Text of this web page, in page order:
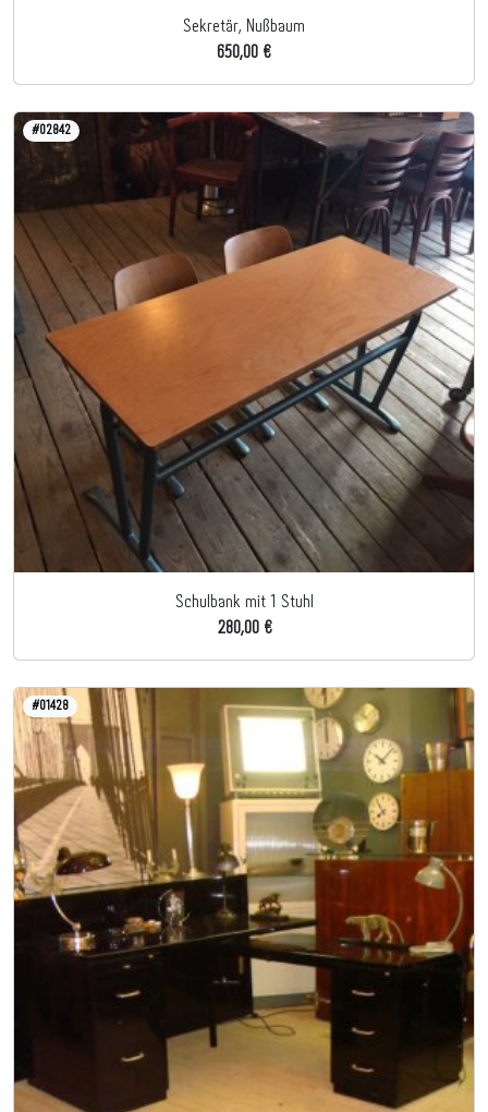
Sekretär, Nußbaum
650,00 €
#02842
Schulbank mit 1 Stuhl
280,00 €
#01428